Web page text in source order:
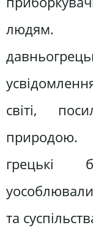
людям.
світі,
природою.
грецькі
та